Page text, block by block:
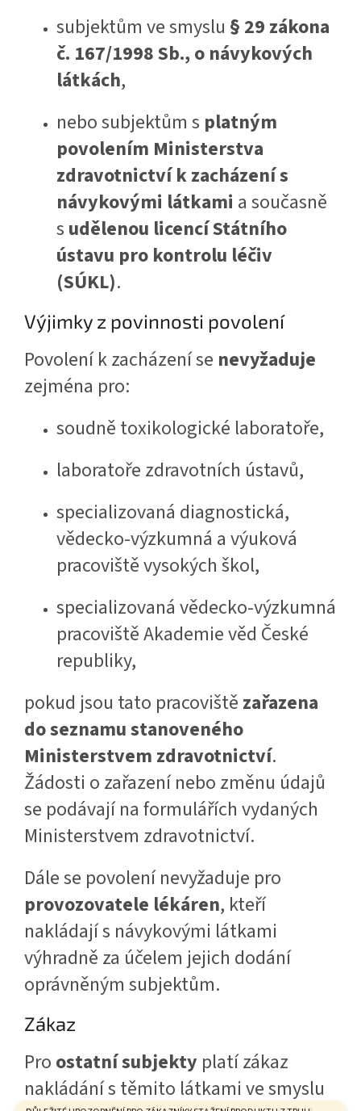
subjektům ve smyslu § 29 zákona
č. 167/1998 Sb., o návykových
látkách,
nebo subjektům s platným
povolením Ministerstva
zdravotnictví k zacházení s
návykovými látkami a současně
s udělenou licencí Státního
ústavu pro kontrolu léčiv
(SÚKL).
Výjimky z povinnosti povolení
Povolení k zacházení se nevyžaduje
zejména pro:
soudně toxikologické laboratoře,
laboratoře zdravotních ústavů,
specializovaná diagnostická,
vědecko-výzkumná a výuková
pracoviště vysokých škol,
specializovaná vědecko-výzkumná
pracoviště Akademie věd České
republiky,
pokud jsou tato pracoviště zařazena
do seznamu stanoveného
Ministerstvem zdravotnictví.
Žádosti o zařazení nebo změnu údajů
se podávají na formulářích vydaných
Ministerstvem zdravotnictví.
Dále se povolení nevyžaduje pro
provozovatele lékáren, kteří
nakládají s návykovými látkami
výhradně za účelem jejich dodání
oprávněným subjektům.
Zákaz
Pro ostatní subjekty platí zákaz
nakládání s těmito látkami ve smyslu